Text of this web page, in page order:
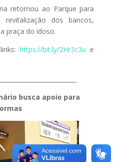
retornou ao Parque para
dos bancos,
praça do idoso.
https://bit.ly/2Hr3c3u e
busca apoio para